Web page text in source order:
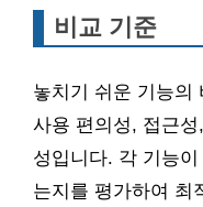
비교 기준
놓치기 쉬운 기능의
사용 편의성, 접근
성입니다. 각 기능
는지를 평가하여 최